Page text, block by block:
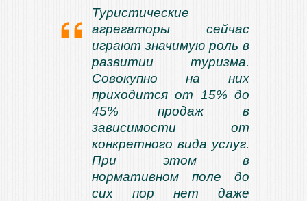
Туристические
агрегаторы сейчас
играют значимую роль в
развитии туризма.
Совокупно на них
приходится от 15% до
45% продаж в
зависимости от
конкретного вида услуг.
При этом в
нормативном поле до
сих пор нет даже